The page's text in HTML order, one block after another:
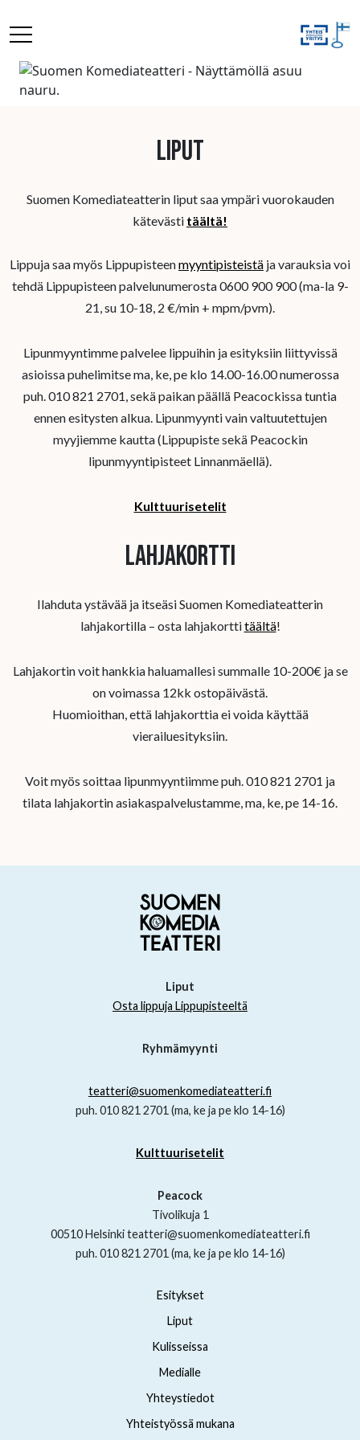
Liput
Suomen Komediateatterin liput saa ympäri vuorokauden
kätevästi täältä!
Lippuja saa myös Lippupisteenmyyntipisteistä ja varauksia voi
tehdä Lippupisteen palvelunumerosta 0600 900 900 (ma-la 9-
21, su 10-18, 2 €/min + mpm/pvm).
Lipunmyyntimme palvelee lippuihin ja esityksiin liittyvissä
asioissa puhelimitse ma, ke, pe klo 14.00-16.00 numerossa
puh. 010 821 2701, sekä paikan päällä Peacockissa tuntia
ennen esitysten alkua. Lipunmyynti vain valtuutettujen
myyjiemme kautta (Lippupiste sekä Peacockin
lipunmyyntipisteet Linnanmäellä).
Kulttuurisetelit
Lahjakortti
Ilahduta ystävää ja itseäsi Suomen Komediateatterin
lahjakortilla – osta lahjakorttitäältä!
Lahjakortin voit hankkia haluamallesi summalle 10-200€ ja se
on voimassa 12kk ostopäivästä.
Huomioithan, että lahjakorttia ei voida käyttää
vierailuesityksiin.
Voit myös soittaa lipunmyyntiimme puh. 010 821 2701 ja
tilata lahjakortin asiakaspalvelustamme, ma, ke, pe 14-16.
Liput
Osta lippuja Lippupisteeltä
Ryhmämyynti
teatteri@suomenkomediateatteri.fi
puh. 010 821 2701 (ma, ke ja pe klo 14-16)
Kulttuurisetelit
Peacock
Tivolikuja 1
00510 Helsinki teatteri@suomenkomediateatteri.fi
puh. 010 821 2701 (ma, ke ja pe klo 14-16)
Esitykset
Liput
Kulisseissa
Medialle
Yhteystiedot
Yhteistyössä mukana